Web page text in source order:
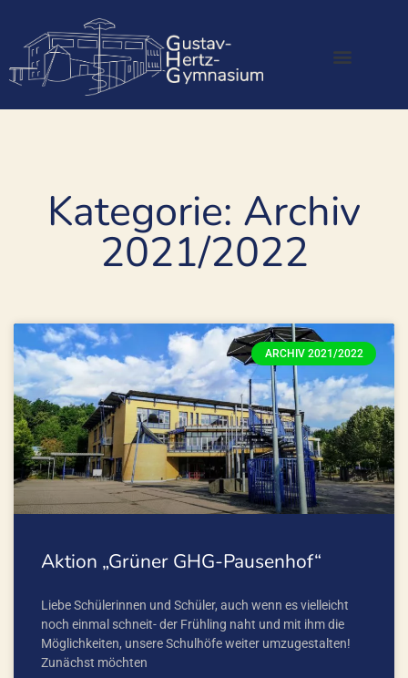
Kategorie: Archiv
2021/2022
ARCHIV 2021/2022
Aktion „Grüner GHG-Pausenhof“
Liebe Schülerinnen und Schüler, auch wenn es vielleicht
noch einmal schneit- der Frühling naht und mit ihm die
Möglichkeiten, unsere Schulhöfe weiter umzugestalten!
Zunächst möchten